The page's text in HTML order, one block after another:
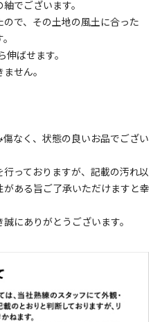
でございます。
で、その土地の風土に合った
伸ばせます。
せん。
なく、状態の良いお品でござい
っておりますが、記載の汚れ以
ある旨ご了承いただけますと幸
にありがとうございます。